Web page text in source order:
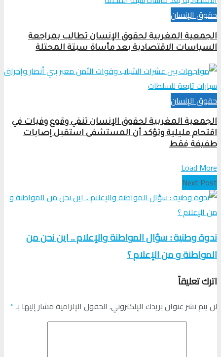
حقوق الإنسان
الجمعية المغربية لحقوق الإنسان تطالب بمراجعة
السياسات الاقتصادية بعد مأساة سبتة المحتلة
حقوق الإنسان
الجمعية المغربية لحقوق الإنسان تنفي وقوع وفيات في
اقتحام مليلية وتؤكد أن المستشفى استقبل إصابات
طفيفة فقط
Load More
Next Post
ندوة وطنية : سؤال المواطنة والإعلام .. اين نحن من
المواطنة و من الإعلام ؟
اترك تعليقاً
لن يتم نشر عنوان بريدك الإلكتروني. الحقول الإلزامية مشار إليها بـ*